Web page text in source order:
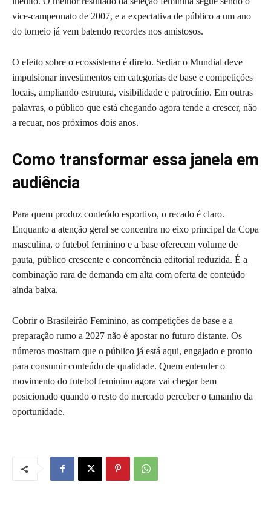
vice-campeonato de 2007, e a expectativa de público a um ano
do torneio já vem batendo recordes nos amistosos.
O efeito sobre o ecossistema é direto. Sediar o Mundial deve
impulsionar investimentos em categorias de base e competições
locais, ampliando estrutura, visibilidade e patrocínio. Em outras
palavras, o público que está chegando agora tende a crescer, não
a recuar, nos próximos dois anos.
Como transformar essa janela em
audiência
Para quem produz conteúdo esportivo, o recado é claro.
Enquanto a atenção geral se concentra no eixo principal da Copa
masculina, o futebol feminino e a base oferecem volume de
pauta, público crescente e concorrência editorial reduzida. É a
combinação rara de demanda em alta com oferta de conteúdo
ainda baixa.
Cobrir o Brasileirão Feminino, as competições de base e a
preparação rumo a 2027 não é apostar no futuro distante. Os
números mostram que o público já está aqui, engajado e pronto
para consumir conteúdo de qualidade. Quem entender o
movimento do futebol feminino agora vai chegar bem
posicionado quando o resto do mercado perceber o tamanho da
oportunidade.